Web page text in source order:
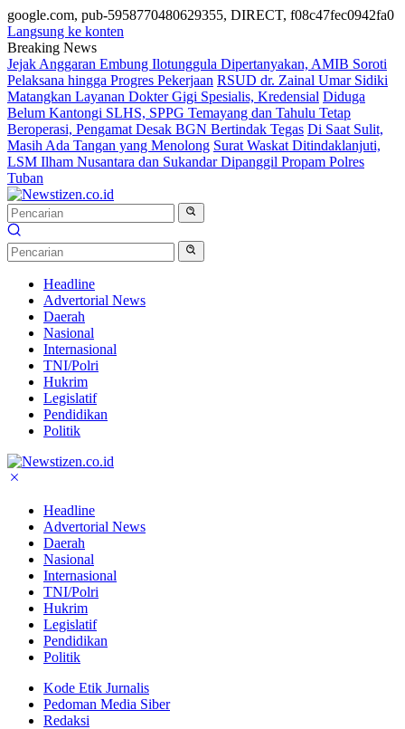
google.com, pub-5958770480629355, DIRECT, f08c47fec0942fa0
Langsung ke konten
Breaking News
Jejak Anggaran Embung Ilotunggula Dipertanyakan, AMIB Soroti
Pelaksana hingga Progres Pekerjaan RSUD dr. Zainal Umar Sidiki
Matangkan Layanan Dokter Gigi Spesialis, Kredensial Diduga
Belum Kantongi SLHS, SPPG Temayang dan Tahulu Tetap
Beroperasi, Pengamat Desak BGN Bertindak Tegas Di Saat Sulit,
Masih Ada Tangan yang Menolong Surat Waskat Ditindaklanjuti,
LSM Ilham Nusantara dan Sukandar Dipanggil Propam Polres
Tuban
Headline
Advertorial News
Daerah
Nasional
Internasional
TNI/Polri
Hukrim
Legislatif
Pendidikan
Politik
Headline
Advertorial News
Daerah
Nasional
Internasional
TNI/Polri
Hukrim
Legislatif
Pendidikan
Politik
Kode Etik Jurnalis
Pedoman Media Siber
Redaksi